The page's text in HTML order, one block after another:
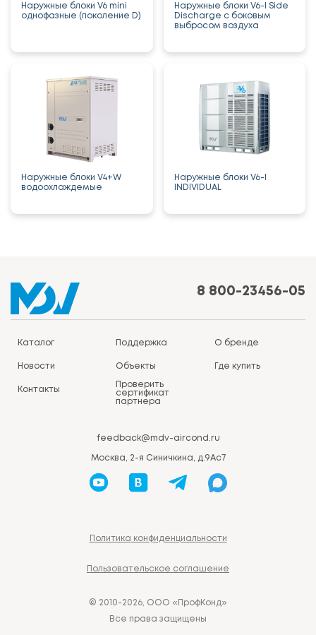
Наружные блоки V6 mini
однофазные (поколение D)
Наружные блоки V6-I Side
Discharge с боковым
выбросом воздуха
Наружные блоки V4+W
водоохлаждемые
Наружные блоки V6-I
INDIVIDUAL
8 800-23456-05
Каталог Поддержка О бренде
Новости Объекты Где купить
Контакты
Проверить
сертификат
партнера
feedback@mdv-aircond.ru
Москва, 2-я Синичкина, д.9Ас7
Политика конфиденциальности
Пользовательское соглашение
© 2010-2026, ООО «ПрофКонд»
Все права защищены